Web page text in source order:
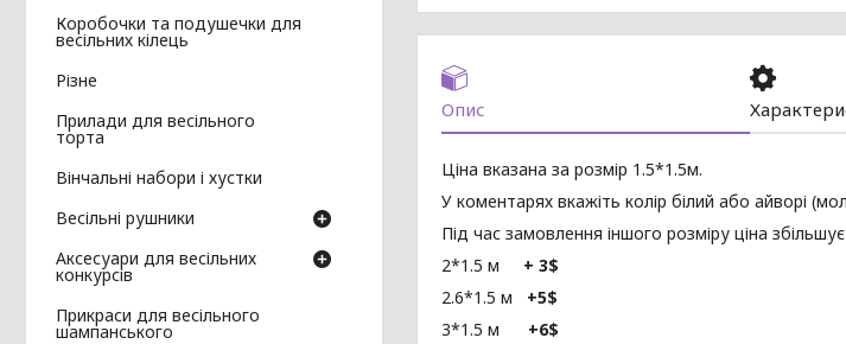
Опис
Ціна вказана за розмір 1.5*1.5м.
У коментарях вкажіть колір білий або айворі
Під час замовлення іншого розміру ціна
2*1.5 м + 3$
2.6*1.5 м +5$
3*1.5 м
+6$
Коробочки та подушечки для
весільних кілець
Різне
Прилади для весільного
торта
Вінчальні набори і хустки
Весільні рушники
Аксесуари для весільних
конкурсів
Прикраси для весільного
шампанського